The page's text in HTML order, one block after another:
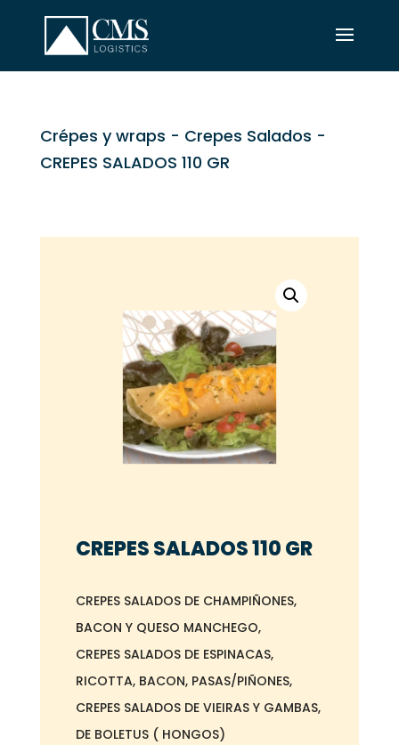
Crépes y wraps - Crepes Salados -
CREPES SALADOS 110 GR
CREPES SALADOS 110 GR
CREPES SALADOS DE CHAMPIÑONES,
BACON Y QUESO MANCHEGO,
CREPES SALADOS DE ESPINACAS,
RICOTTA, BACON, PASAS/PIÑONES,
CREPES SALADOS DE VIEIRAS Y GAMBAS,
DE BOLETUS ( HONGOS)